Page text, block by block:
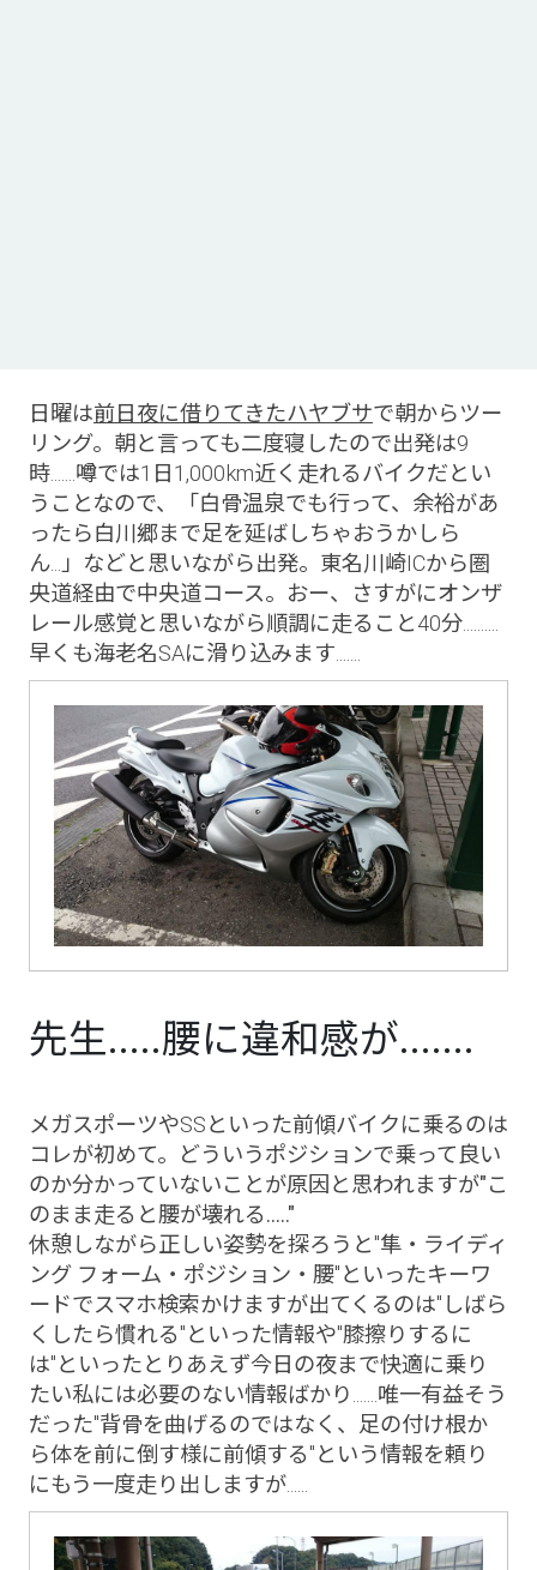
日曜は前日夜に借りてきたハヤブサで朝からツー
リング。朝と言っても二度寝したので出発は9
時.......噂では1日1,000km近く走れるバイクだとい
うことなので、「白骨温泉でも行って、余裕があ
ったら白川郷まで足を延ばしちゃおうかしら
ん...」などと思いながら出発。東名川崎ICから圏
央道経由で中央道コース。おー、さすがにオンザ
レール感覚と思いながら順調に走ること40分..........
早くも海老名SAに滑り込みます.......
先生.....腰に違和感が.......
メガスポーツやSSといった前傾バイクに乗るのは
コレが初めて。どういうポジションで乗って良い
のか分かっていないことが原因と思われますが"こ
のまま走ると腰が壊れる....."
休憩しながら正しい姿勢を探ろうと"隼・ライディ
ング フォーム・ポジション・腰"といったキーワ
ードでスマホ検索かけますが出てくるのは"しばら
くしたら慣れる"といった情報や"膝擦りするに
は"といったとりあえず今日の夜まで快適に乗り
たい私には必要のない情報ばかり.......唯一有益そう
だった"背骨を曲げるのではなく、足の付け根か
ら体を前に倒す様に前傾する"という情報を頼り
にもう一度走り出しますが......